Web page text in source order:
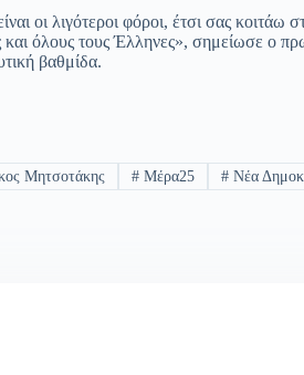
οι λιγότεροι φόροι, έτσι σας κοιτάω
και όλους τους Έλληνες», σημείωσε ο
βαθμίδα.
Μητσοτάκης # Μέρα25 # Νέα